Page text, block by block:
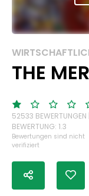
THE
52533 BEWERTUNGEN |
BEWERTUNG: 1.3
Bewertungen sind nicht
verifiziert